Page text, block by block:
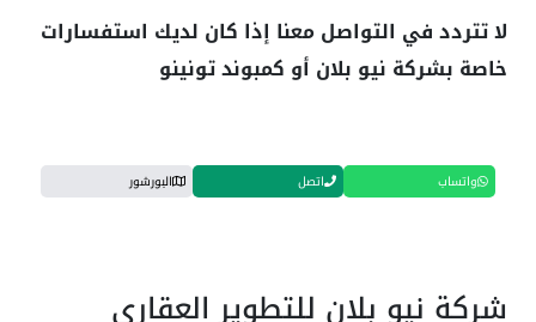
لا تتردد في التواصل معنا إذا كان لديك استفسارات
خاصة بشركة نيو بلان أو كمبوند تونينو
واتساب اتصل البورشور
شركة نيو بلان للتطوير العقاري